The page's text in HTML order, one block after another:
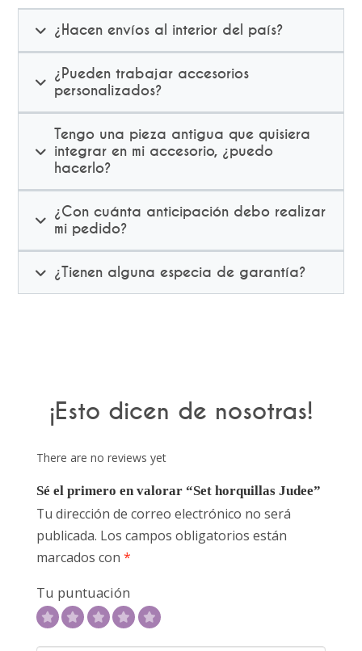
¿Hacen envíos al interior del país?
¿Pueden trabajar accesorios
personalizados?
Tengo una pieza antigua que quisiera
integrar en mi accesorio, ¿puedo
hacerlo?
¿Con cuánta anticipación debo realizar
mi pedido?
¿Tienen alguna especia de garantía?
¡Esto dicen de nosotras!
There are no reviews yet
Sé el primero en valorar “Set horquillas Judee”
Tu dirección de correo electrónico no será
publicada. Los campos obligatorios están
marcados con *
Tu puntuación